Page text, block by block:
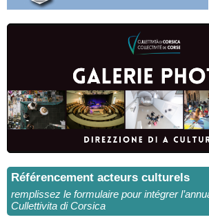
Référencement acteurs culturels
remplissez le formulaire pour intégrer
Cullettivita di Corsica